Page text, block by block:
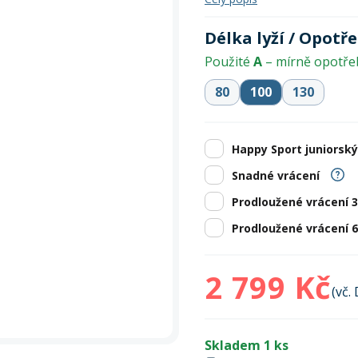
Zobrazit vše
Délka lyží /
Použité A – mírně
80
100 130
Happy Sport
Snadné vrácení
Prodloužené vrácení
Prodloužené vrácení
2 799 Kč(vč.
Skladem 1 ks